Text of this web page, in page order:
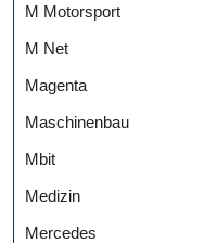
M Motorsport
M Net
Magenta
Maschinenbau
Mbit
Medizin
Mercedes